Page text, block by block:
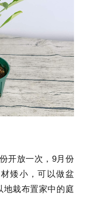
开放一次，9月份
矮小，可以做盆
地栽布置家中的庭